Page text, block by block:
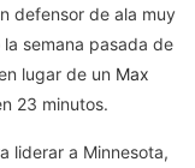
defensor de ala muy
semana pasada de
lugar de un Max
23 minutos.
liderar a Minnesota,